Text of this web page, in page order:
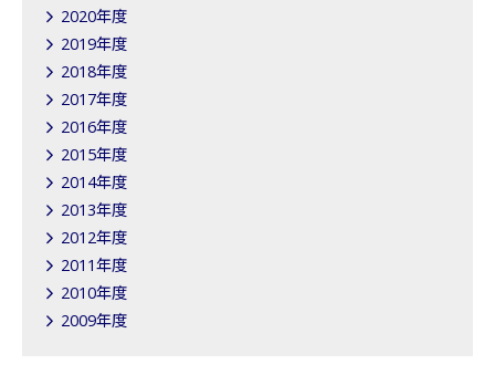
2020年度
2019年度
2018年度
2017年度
2016年度
2015年度
2014年度
2013年度
2012年度
2011年度
2010年度
2009年度